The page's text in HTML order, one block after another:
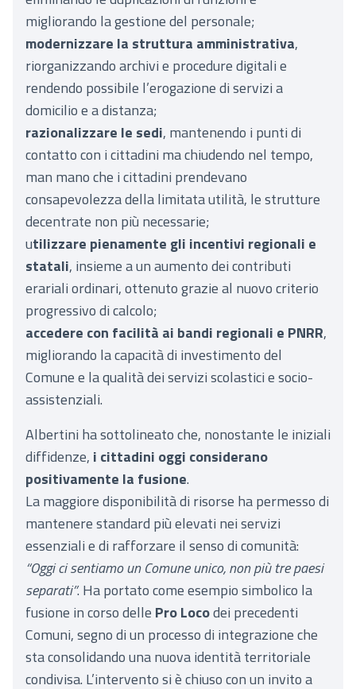
migliorando la gestione del personale;
modernizzare la struttura amministrativa,
riorganizzando archivi e procedure digitali e
rendendo possibile l’erogazione di servizi a
domicilio e a distanza;
razionalizzare le sedi, mantenendo i punti di
contatto con i cittadini ma chiudendo nel tempo,
man mano che i cittadini prendevano
consapevolezza della limitata utilità, le strutture
decentrate non più necessarie;
utilizzare pienamente gli incentivi regionali e
statali, insieme a un aumento dei contributi
erariali ordinari, ottenuto grazie al nuovo criterio
progressivo di calcolo;
accedere con facilità ai bandi regionali e PNRR,
migliorando la capacità di investimento del
Comune e la qualità dei servizi scolastici e socio-
assistenziali.
Albertini ha sottolineato che, nonostante le iniziali
diffidenze, i cittadini oggi considerano
positivamente la fusione.
La maggiore disponibilità di risorse ha permesso di
mantenere standard più elevati nei servizi
essenziali e di rafforzare il senso di comunità:
“Oggi ci sentiamo un Comune unico, non più tre paesi
separati”. Ha portato come esempio simbolico la
fusione in corso delle Pro Locodei precedenti
Comuni, segno di un processo di integrazione che
sta consolidando una nuova identità territoriale
condivisa. L’intervento si è chiuso con un invito a